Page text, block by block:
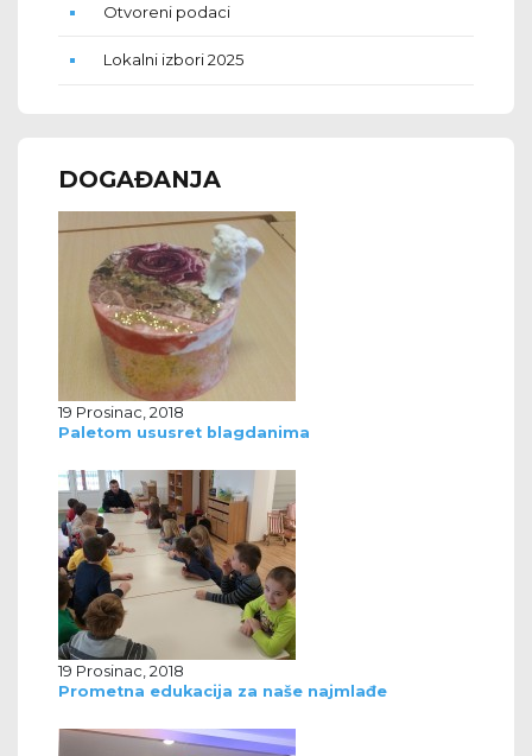
Otvoreni podaci
Lokalni izbori 2025
DOGAĐANJA
19 Prosinac, 2018
Paletom ususret blagdanima
19 Prosinac, 2018
Prometna edukacija za naše najmlađe